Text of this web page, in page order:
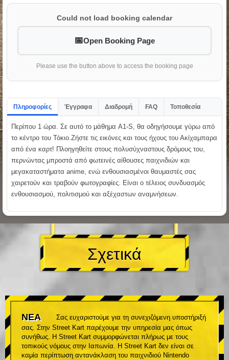
Could not load booking calendar
Open Booking Page
Please use the button above to access the booking page
Πληροφορίες Έγγραφα Διαδρομή FAQ Τοποθεσία
Περίπου 1 ώρα. Σε αυτό το μάθημα A1-S, θα οδηγήσουμε γύρω από
το κέντρο του Τόκιο.Ζήστε τις εικόνες και τους ήχους του Ακίχαμπαρα
από ένα καρτ! Πλοηγηθείτε στους πολυσύχναστους δρόμους του,
περνώντας μπροστά από φωτεινές αίθουσες παιχνιδιών και
μεγακαταστήματα anime, ενώ ενθουσιασμένοι θαυμαστές σας
χαιρετούν και τραβούν φωτογραφίες. Είναι ο τέλειος συνδυασμός
ενθουσιασμού, πολιτισμού και αξέχαστων αναμνήσεων.
Σχετικά
ΝΕΑ
Σας ευχαριστούμε για τη συνεχιζόμενη υποστήριξή
σας. Στην Street Kart παρέχουμε την υπηρεσία μας όπως
συνήθως. Η Street Kart συμμορφώνεται πλήρως με τους
τοπικούς νόμους στην Ιαπωνία. Η Street Kart δεν είναι σε
καμία περίπτωση αντανάκλαση του παιχνιδιού Nintendo